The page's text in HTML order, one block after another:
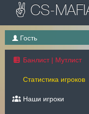
✌ CS-
Гость
Банлист | Мутлист
Статистика игроков
Наши игроки